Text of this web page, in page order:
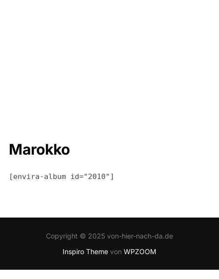
Marokko
[envira-album id="2010"]
Copyright © 2025 von-hier-nach-da.de
Inspiro Theme von WPZOOM